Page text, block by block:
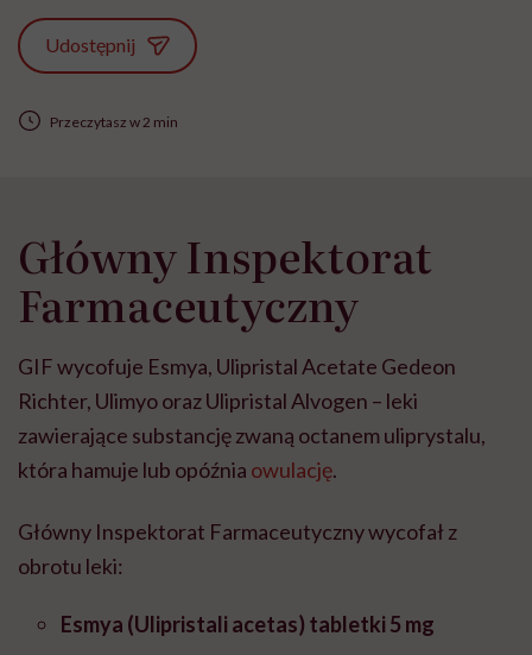
Udostępnij
Przeczytasz w 2 min
Główny Inspektorat
Farmaceutyczny
GIF wycofuje Esmya, Ulipristal Acetate Gedeon
Richter, Ulimyo oraz Ulipristal Alvogen – leki
zawierające substancję zwaną octanem uliprystalu,
która hamuje lub opóźnia owulację.
Główny Inspektorat Farmaceutyczny wycofał z
obrotu leki:
Esmya (Ulipristali acetas) tabletki 5 mg